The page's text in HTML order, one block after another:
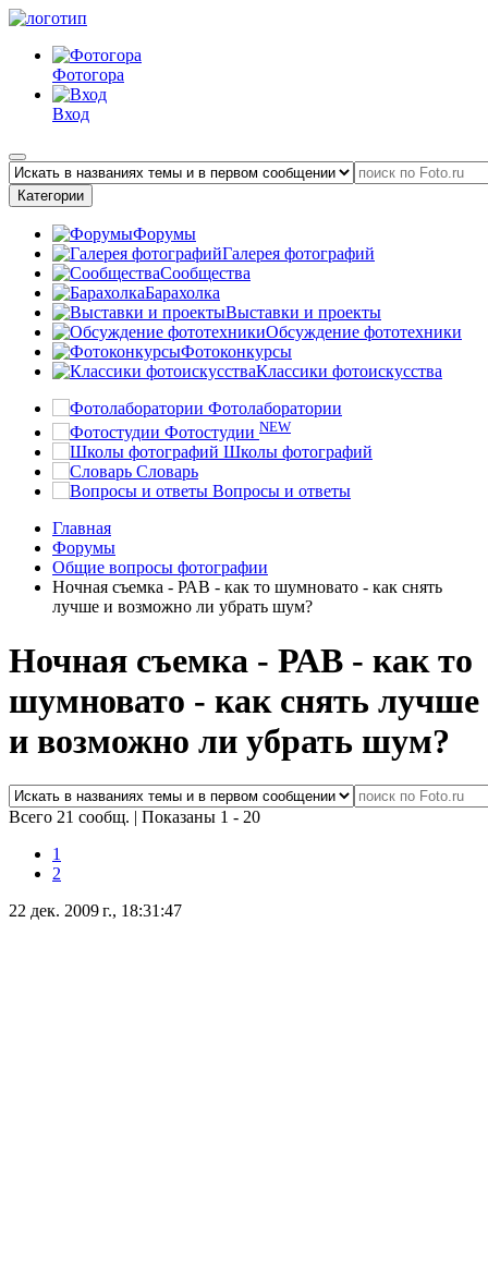
Фотогора
Вход
Категории
Форумы
Галерея фотографий
Сообщества
Барахолка
Выставки и проекты
Обсуждение фототехники
Фотоконкурсы
Классики фотоискусства
Фотолаборатории
Фотостудии NEW
Школы фотографий
Словарь
Вопросы и ответы
Главная
Форумы
Общие вопросы фотографии
Ночная съемка - РАВ - как то шумновато - как снять
лучше и возможно ли убрать шум?
Ночная съемка - РАВ - как то
шумновато - как снять лучше
и возможно ли убрать шум?
Всего 21 сообщ. | Показаны 1 - 20
1
2
22 дек. 2009 г., 18:31:47